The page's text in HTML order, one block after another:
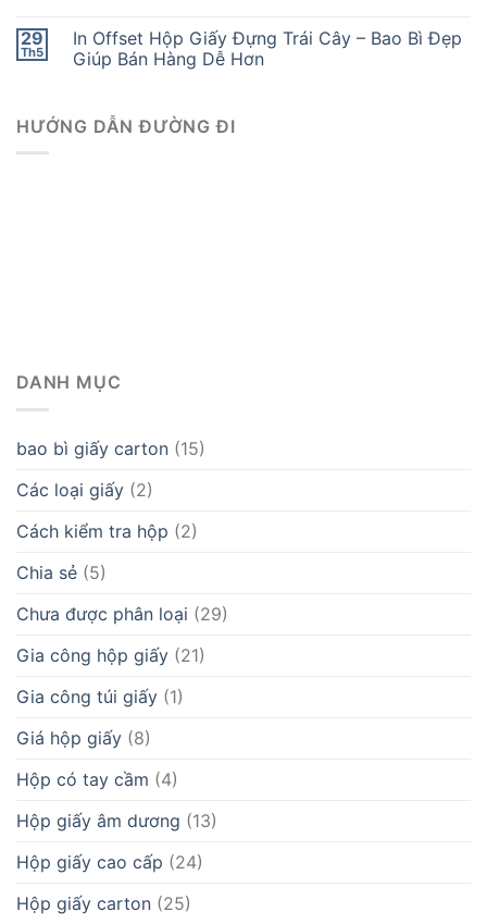
29
Th5
In Offset Hộp Giấy Đựng Trái Cây – Bao Bì Đẹp
Giúp Bán Hàng Dễ Hơn
HƯỚNG DẪN ĐƯỜNG ĐI
DANH MỤC
bao bì giấy carton (15)
Các loại giấy (2)
Cách kiểm tra hộp (2)
Chia sẻ (5)
Chưa được phân loại (29)
Gia công hộp giấy (21)
Gia công túi giấy (1)
Giá hộp giấy (8)
Hộp có tay cầm (4)
Hộp giấy âm dương (13)
Hộp giấy cao cấp (24)
Hộp giấy carton (25)